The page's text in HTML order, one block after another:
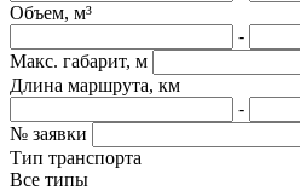
Объем, м³
-
Макс. габарит, м
Длина маршрута, км
-
№ заявки
Тип транспорта
Все типы